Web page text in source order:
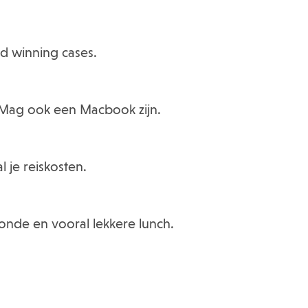
winning cases.
ook een Macbook zijn.
je reiskosten.
en vooral lekkere lunch.